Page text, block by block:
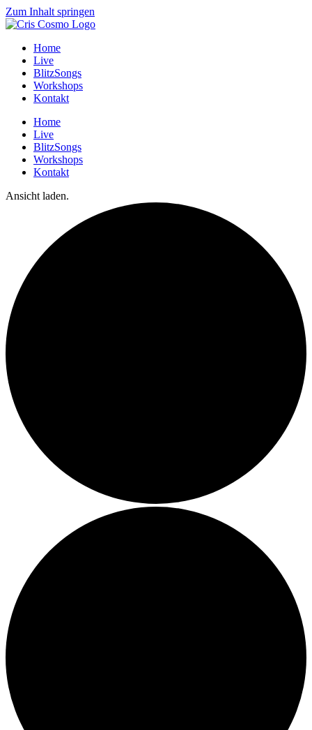
Zum Inhalt springen
Home
Live
BlitzSongs
Workshops
Kontakt
Home
Live
BlitzSongs
Workshops
Kontakt
Ansicht laden.